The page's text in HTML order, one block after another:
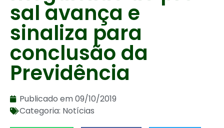
sal avança e
sinaliza para
conclusão da
Previdência
Publicado em09/10/2019
Categoria: Notícias